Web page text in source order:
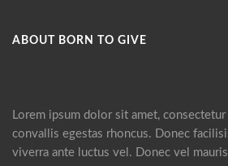
ABOUT BORN TO GIVE
Lorem ipsum dolor sit amet,
convallis egestas rhoncus. Donec
viverra ante luctus vel. Donec vel